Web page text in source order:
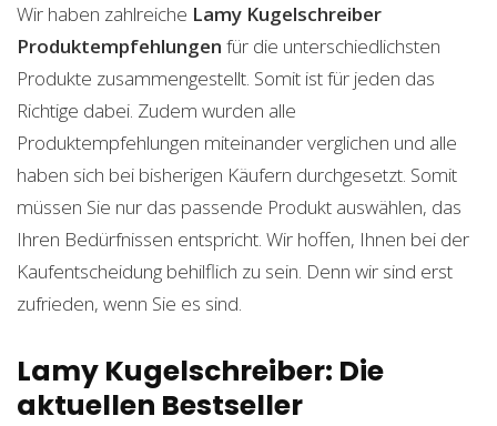
Wir haben zahlreiche Lamy Kugelschreiber
Produktempfehlungen für die unterschiedlichsten
Produkte zusammengestellt. Somit ist für jeden das
Richtige dabei. Zudem wurden alle
Produktempfehlungen miteinander verglichen und alle
haben sich bei bisherigen Käufern durchgesetzt. Somit
müssen Sie nur das passende Produkt auswählen, das
Ihren Bedürfnissen entspricht. Wir hoffen, Ihnen bei der
Kaufentscheidung behilflich zu sein. Denn wir sind erst
zufrieden, wenn Sie es sind.
Lamy Kugelschreiber: Die
aktuellen Bestseller